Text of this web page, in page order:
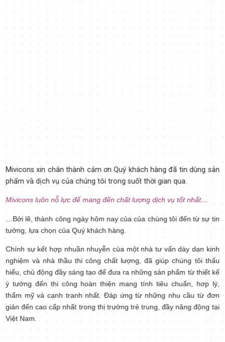
Mivicons xin chân thành cảm ơn Quý khách hàng đã tin dùng sản
phẩm và dịch vụ của chúng tôi trong suốt thời gian qua.
Mivicons luôn nỗ lực để mang đến chất lượng dịch vụ tốt nhất…
…Bởi lẽ, thành công ngày hôm nay của của chúng tôi đến từ sự tin
tưởng, lựa chọn của Quý khách hàng.
Chính sự kết hợp nhuần nhuyễn của một nhà tư vấn dày dạn kinh
nghiệm và nhà thầu thi công chất lượng, đã giúp chúng tôi thấu
hiểu, chủ động đầy sáng tạo để đưa ra những sản phẩm từ thiết kế
ý tưởng đến thi công hoàn thiện mang tính tiêu chuẩn, hơp lý,
thẩm mỹ và cạnh tranh nhất. Đáp ứng từ những nhu cầu từ đơn
giản đến cao cấp nhất trong thị trường trẻ trung, đầy năng động tại
Việt Nam.